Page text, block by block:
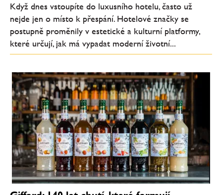
Když dnes vstoupíte do luxusního hotelu, často už
nejde jen o místo k přespání. Hotelové značky se
postupně proměnily v estetické a kulturní platformy,
které určují, jak má vypadat moderní životní...